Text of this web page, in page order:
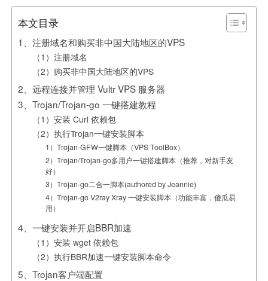
本文目录
1、注册域名和购买非中国大陆地区的VPS
（1）注册域名
（2）购买非中国大陆地区的VPS
2、远程连接并管理 Vultr VPS 服务器
3、Trojan/Trojan-go 一键搭建教程
（1）安装 Curl 依赖包
（2）执行Trojan一键安装脚本
1）Trojan-GFW一键脚本（VPS ToolBox）
2）Trojan/Trojan-go多用户一键搭建脚本（推荐，对新手友
好）
3）Trojan-go二合一脚本(authored by Jeannie)
4）Trojan-go V2ray Xray 一键安装脚本（功能丰富，傻瓜易
用）
4、一键安装并开启BBR加速
（1）安装 wget 依赖包
（2）执行BBR加速一键安装脚本命令
5、Trojan客户端配置